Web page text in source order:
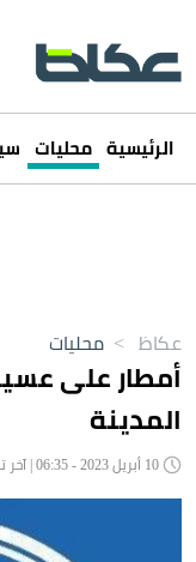
الرئيسية محليات
عكاظ > محليات
أمطار على
المدينة